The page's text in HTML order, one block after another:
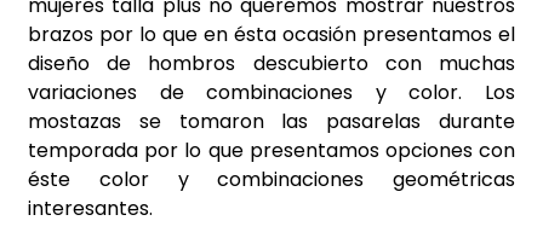
brazos por lo que en ésta ocasión presentamos el
diseño de hombros descubierto con muchas
variaciones de combinaciones y color. Los
mostazas se tomaron las pasarelas durante
temporada por lo que presentamos opciones con
éste color y combinaciones geométricas
interesantes.